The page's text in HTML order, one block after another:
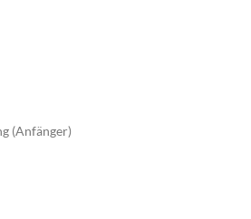
(Anfänger)